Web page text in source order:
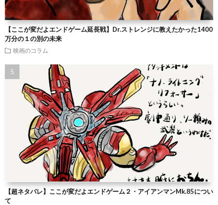
【ここが変だよエンドゲーム延長戦】Dr.ストレンジに教えたかった1400
万分の１の別の未来
映画のコラム
【超ネタバレ】ここが変だよエンドゲーム２・アイアンマンMk.85につい
て